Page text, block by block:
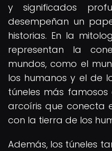
y significados
desempeñan un
historias. En la
representan la
mundos, como el
los humanos y el de
túneles más famosos
arcoíris que conecta
con la tierra de los
Además, los túneles